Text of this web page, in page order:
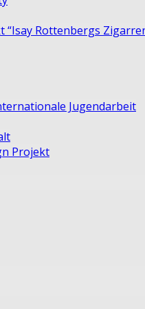
“Isay Rottenbergs
Jugendarbeit
Projekt